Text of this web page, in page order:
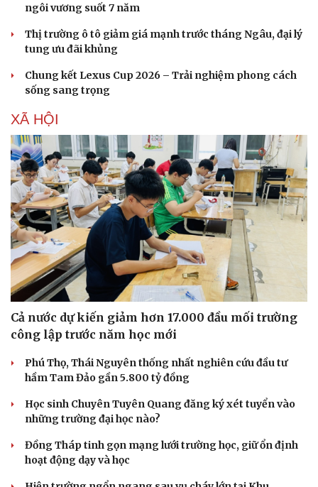
ngôi vương suốt 7 năm
Thị trường ô tô giảm giá mạnh trước tháng Ngâu, đại lý
tung ưu đãi khủng
Chung kết Lexus Cup 2026 – Trải nghiệm phong cách
sống sang trọng
XÃ HỘI
Cả nước dự kiến giảm hơn 17.000 đầu mối trường
công lập trước năm học mới
Phú Thọ, Thái Nguyên thống nhất nghiên cứu đầu tư
hầm Tam Đảo gần 5.800 tỷ đồng
Học sinh Chuyên Tuyên Quang đăng ký xét tuyển vào
những trường đại học nào?
Đồng Tháp tinh gọn mạng lưới trường học, giữ ổn định
hoạt động dạy và học